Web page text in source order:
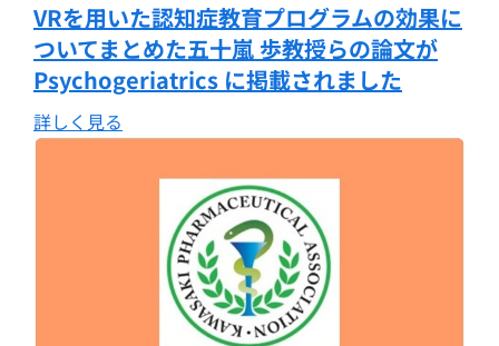
VRを用いた認知症教育プログラムの効果に
ついてまとめた五十嵐 歩教授らの論文が
Psychogeriatrics に掲載されました
詳しく見る